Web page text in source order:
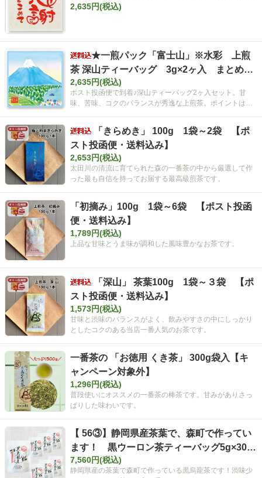
入 まとめ買いセット【ポスト投函便・送料
2,635円(税込)
★一煎パック「富士山」※水彩 上煎
茶 深山ティーバッグ 3g×2ヶ入 まとめ買
いセット【ポスト投函便・送料込み】
2,635円(税込)
ポスト投函便で到着♪深山ティーバッグ2ヶ入セット。甘
味、苦味、コクのバランスが秀逸な上煎茶。ポイントは空
「きらめき」 100g 1袋～2袋 【ポ
スト投函便・送料込み】
2,653円(税込)
太田川の清流に育てられた森の一番茶の中から厳選して作
った最も自信を持ってお届する最高級煎茶です。
「初摘み」100g 1袋～6袋 【ポスト投函
便・送料込み】
1,789円(税込)
上品な甘味とうま味が調和した風味豊かなお茶です。
「深山」 茶葉100g 1袋～３袋 【ポ
スト投函便・送料込み】
1,573円(税込)
甘味と渋味のバランスがよく、飲みやすさの中にしっかり
としたコクのある当店一番人気のお茶です。
一番茶の 「お徳用 くき茶」 300g袋入【キ
ャンペーン対象外】
1,296円(税込)
普段使いにオススメの一番茶の棒茶です。甘みがありさっ
ぱりした味わいです。
【 56③】静岡県産茶葉で、森町で作ってい
ます！ 黒ウーロン茶ティーバッグ5g×30ヶ
入×7袋 【送料込】【通年商品】【定番】
7,560円(税込)
静岡県産の茶葉で森町で作っている黒烏龍茶です！渋味少